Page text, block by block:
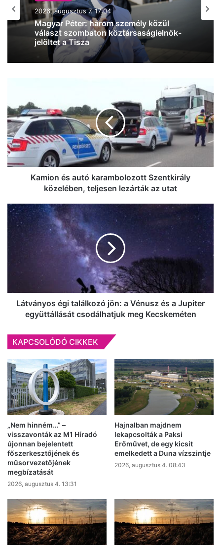
2026, augusztus 7. 17:04
Magyar Péter: három személy közül
választ szombaton köztársaságielnök-
jelöltet a Tisza
karambolozott
Szentkirály
közelében,
teljesen
lezárták
az
Kamion és autó karambolozott Szentkirály
közelében, teljesen lezárták az utat
Látványos
égi
találkozó
Jupiter
együttállását
csodálhatjuk
Kecskeméten
Látványos égi találkozó jön: a Vénusz és a Jupiter
együttállását csodálhatjuk meg Kecskeméten
KAPCSOLÓDÓ CIKKEK
„Nem hinném…” –
visszavonták az M1 Híradó
újonnan bejelentett
főszerkesztőjének és
műsorvezetőjének
megbízatását
2026, augusztus 4. 13:31
Hajnalban majdnem
lekapcsolták a Paksi
Erőművet, de egy kicsit
emelkedett a Duna vízszintje
2026, augusztus 4. 08:43